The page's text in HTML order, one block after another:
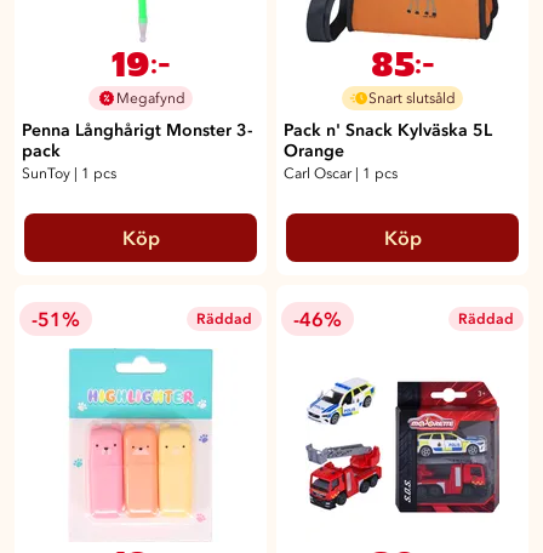
19:-
Megafynd
Penna Långhårigt Monster 3-
pack
SunToy 1 pcs
Köp
85:-
Snart slutsåld
Pack n' Snack Kylväska 5L
Orange
Carl Oscar 1 pcs
Köp
-51% Räddad -46% Räddad